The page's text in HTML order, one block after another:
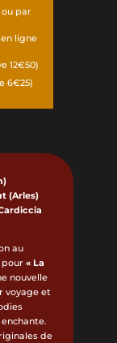
ou par
ligne
12€50)
6€25)
(Arles)
au
pour « La
nouvelle
voyage et
de